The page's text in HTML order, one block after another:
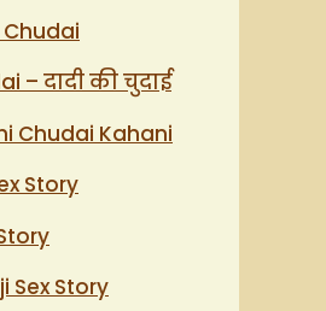
Chudai
– दादी की चुदाई
Chudai Kahani
Story
Sex Story